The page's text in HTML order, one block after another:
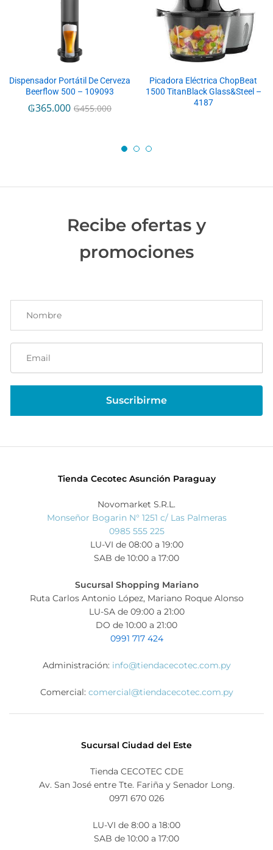
Dispensador Portátil De Cerveza
Beerflow 500 – 109093
₲365.000 ₲455.000
Picadora Eléctrica ChopBeat
1500 TitanBlack Glass&Steel –
4187
Recibe ofertas y
promociones
Tienda Cecotec Asunción Paraguay
Novomarket S.R.L.
Monseñor Bogarin N° 1251 c/ Las Palmeras
0985 555 225
LU-VI de 08:00 a 19:00
SAB de 10:00 a 17:00
Sucursal Shopping Mariano
Ruta Carlos Antonio López, Mariano Roque Alonso
LU-SA de 09:00 a 21:00
DO de 10:00 a 21:00
0991 717 424
Administración: info@tiendacecotec.com.py
Comercial: comercial@tiendacecotec.com.py
Sucursal Ciudad del Este
Tienda CECOTEC CDE
Av. San José entre Tte. Fariña y Senador Long.
0971 670 026
LU-VI de 8:00 a 18:00
SAB de 10:00 a 17:00